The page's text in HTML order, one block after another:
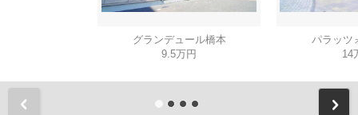
グランデュール橋本
9.5万円
パラッ
14